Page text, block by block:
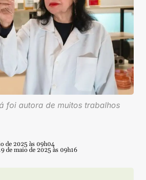
foi autora de muitos trabalhos
de 2025 às 09h04
de maio de 2025 às 09h16